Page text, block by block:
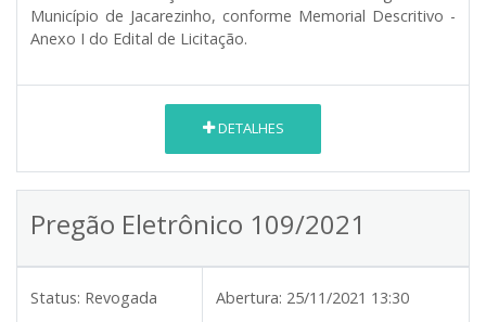
Município de Jacarezinho, conforme Memorial Descritivo -
Anexo I do Edital de Licitação.
DETALHES
Pregão Eletrônico 109/2021
Status: Revogada Abertura: 25/11/2021 13:30